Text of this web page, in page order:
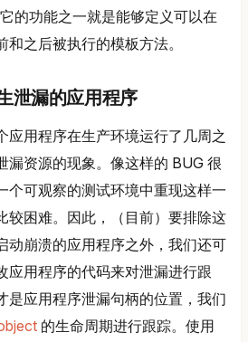
的功能之一就是能够定义可以在
之后被执行的模板方法。
泄漏的应用程序
应用程序在生产环境运行了几周之
漏资源的现象。像这样的 BUG 很
个可观察的测试环境中重现这样一
较困难。因此，（目前）要排除这
动崩溃的应用程序之外，我们还可
应用程序的代码来对泄漏进行跟
是应用程序泄漏句柄的位置，我们
的生命周期进行跟踪。使用